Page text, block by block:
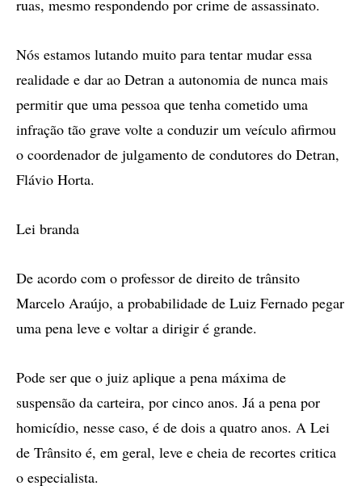
ruas, mesmo respondendo por crime de assassinato.
Nós estamos lutando muito para tentar mudar essa
realidade e dar ao Detran a autonomia de nunca mais
permitir que uma pessoa que tenha cometido uma
infração tão grave volte a conduzir um veículo afirmou
o coordenador de julgamento de condutores do Detran,
Flávio Horta.
Lei branda
De acordo com o professor de direito de trânsito
Marcelo Araújo, a probabilidade de Luiz Fernado pegar
uma pena leve e voltar a dirigir é grande.
Pode ser que o juiz aplique a pena máxima de
suspensão da carteira, por cinco anos. Já a pena por
homicídio, nesse caso, é de dois a quatro anos. A Lei
de Trânsito é, em geral, leve e cheia de recortes critica
o especialista.